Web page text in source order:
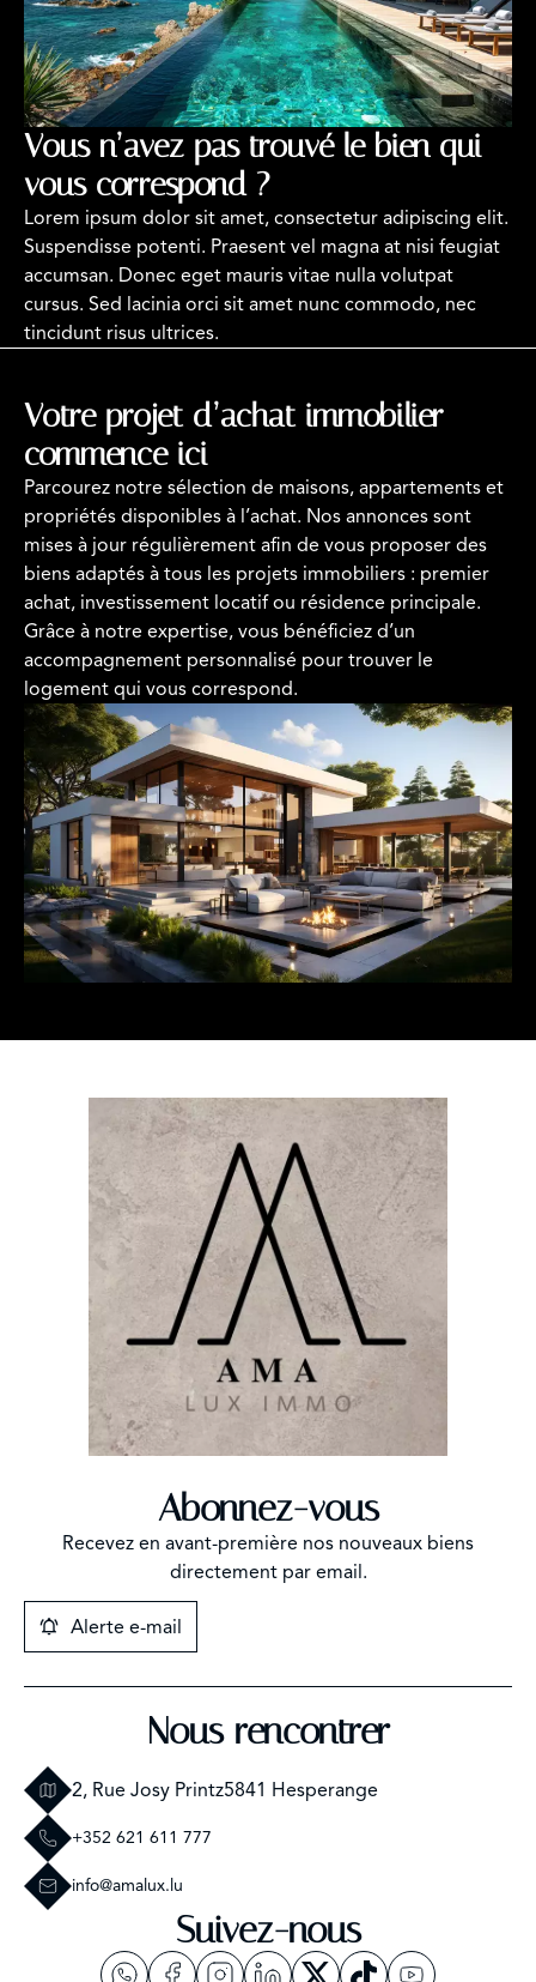
Vous n’avez pas trouvé le bien qui
vous correspond ?
Lorem ipsum dolor sit amet, consectetur adipiscing elit.
Suspendisse potenti. Praesent vel magna at nisi feugiat
accumsan. Donec eget mauris vitae nulla volutpat
cursus. Sed lacinia orci sit amet nunc commodo, nec
tincidunt risus ultrices.
Votre projet d’achat immobilier
commence ici
Parcourez notre sélection de maisons, appartements et
propriétés disponibles à l’achat. Nos annonces sont
mises à jour régulièrement afin de vous proposer des
biens adaptés à tous les projets immobiliers : premier
achat, investissement locatif ou résidence principale.
Grâce à notre expertise, vous bénéficiez d’un
accompagnement personnalisé pour trouver le
logement qui vous correspond.
Abonnez-vous
Recevez en avant-première nos nouveaux biens
directement par email.
Alerte e-mail
Nous rencontrer
2, Rue Josy Printz5841 Hesperange
+352 621 611 777
info@amalux.lu
Suivez-nous